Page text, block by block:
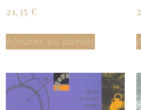
21,35 €
Ajouter au panier